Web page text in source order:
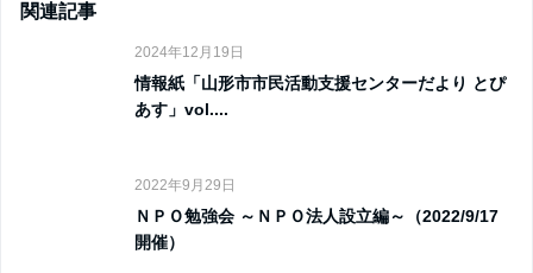
関連記事
2024年12月19日
情報紙「山形市市民活動支援センターだより とぴ
あす」vol....
2022年9月29日
ＮＰＯ勉強会 ～ＮＰＯ法人設立編～（2022/9/17
開催）